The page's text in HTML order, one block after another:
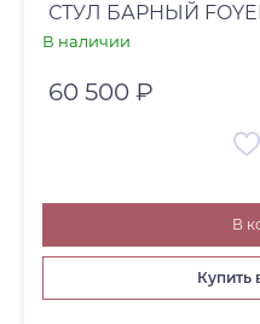
СТУЛ БАРНЫЙ
В наличии
60 500 ₽
В
Купить